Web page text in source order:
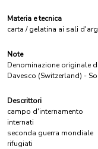
Materia e tecnica
carta / gelatina ai sali
Note
Denominazione originale
Davesco (Switzerland) -
Descrittori
campo d'internamento
internati
seconda guerra mondiale
rifugiati